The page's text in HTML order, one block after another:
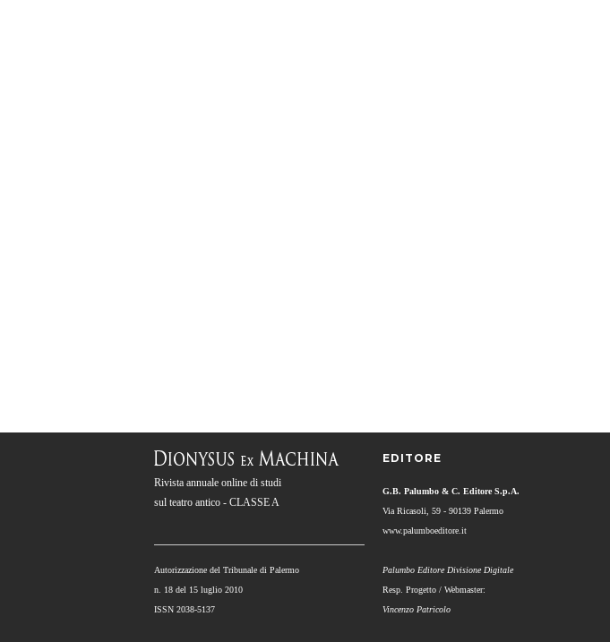
Rivista annuale online di studi
sul teatro antico - CLASSE A
Autorizzazione del Tribunale di Palermo
n. 18 del 15 luglio 2010
ISSN 2038-5137
EDITORE
G.B. Palumbo & C. Editore S.p.A.
Via Ricasoli, 59 - 90139 Palermo
www.palumboeditore.it
Palumbo Editore Divisione Digitale
Resp. Progetto / Webmaster:
Vincenzo Patricolo